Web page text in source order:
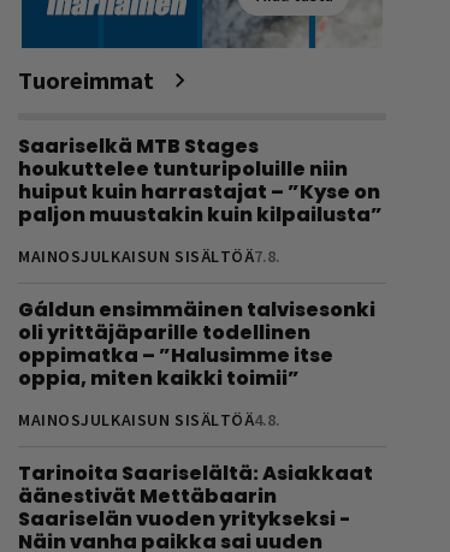
Tuoreimmat
Saariselkä MTB Stages
houkuttelee tunturipoluille niin
huiput kuin harrastajat – ”Kyse on
paljon muustakin kuin kilpailusta”
MAINOSJULKAISUN SISÄLTÖÄ7.8.
Gáldun ensimmäinen talvisesonki
oli yrittäjäparille todellinen
oppimatka – ”Halusimme itse
oppia, miten kaikki toimii”
MAINOSJULKAISUN SISÄLTÖÄ4.8.
Tarinoita Saariselältä: Asiakkaat
äänestivät Mettäbaarin
Saariselän vuoden yritykseksi -
Näin vanha paikka sai uuden